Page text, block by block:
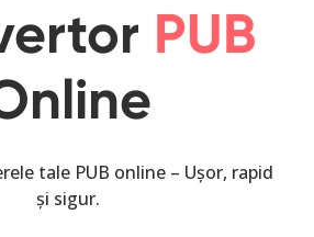
PUB
tale PUB online – Ușor, rapid
și sigur.